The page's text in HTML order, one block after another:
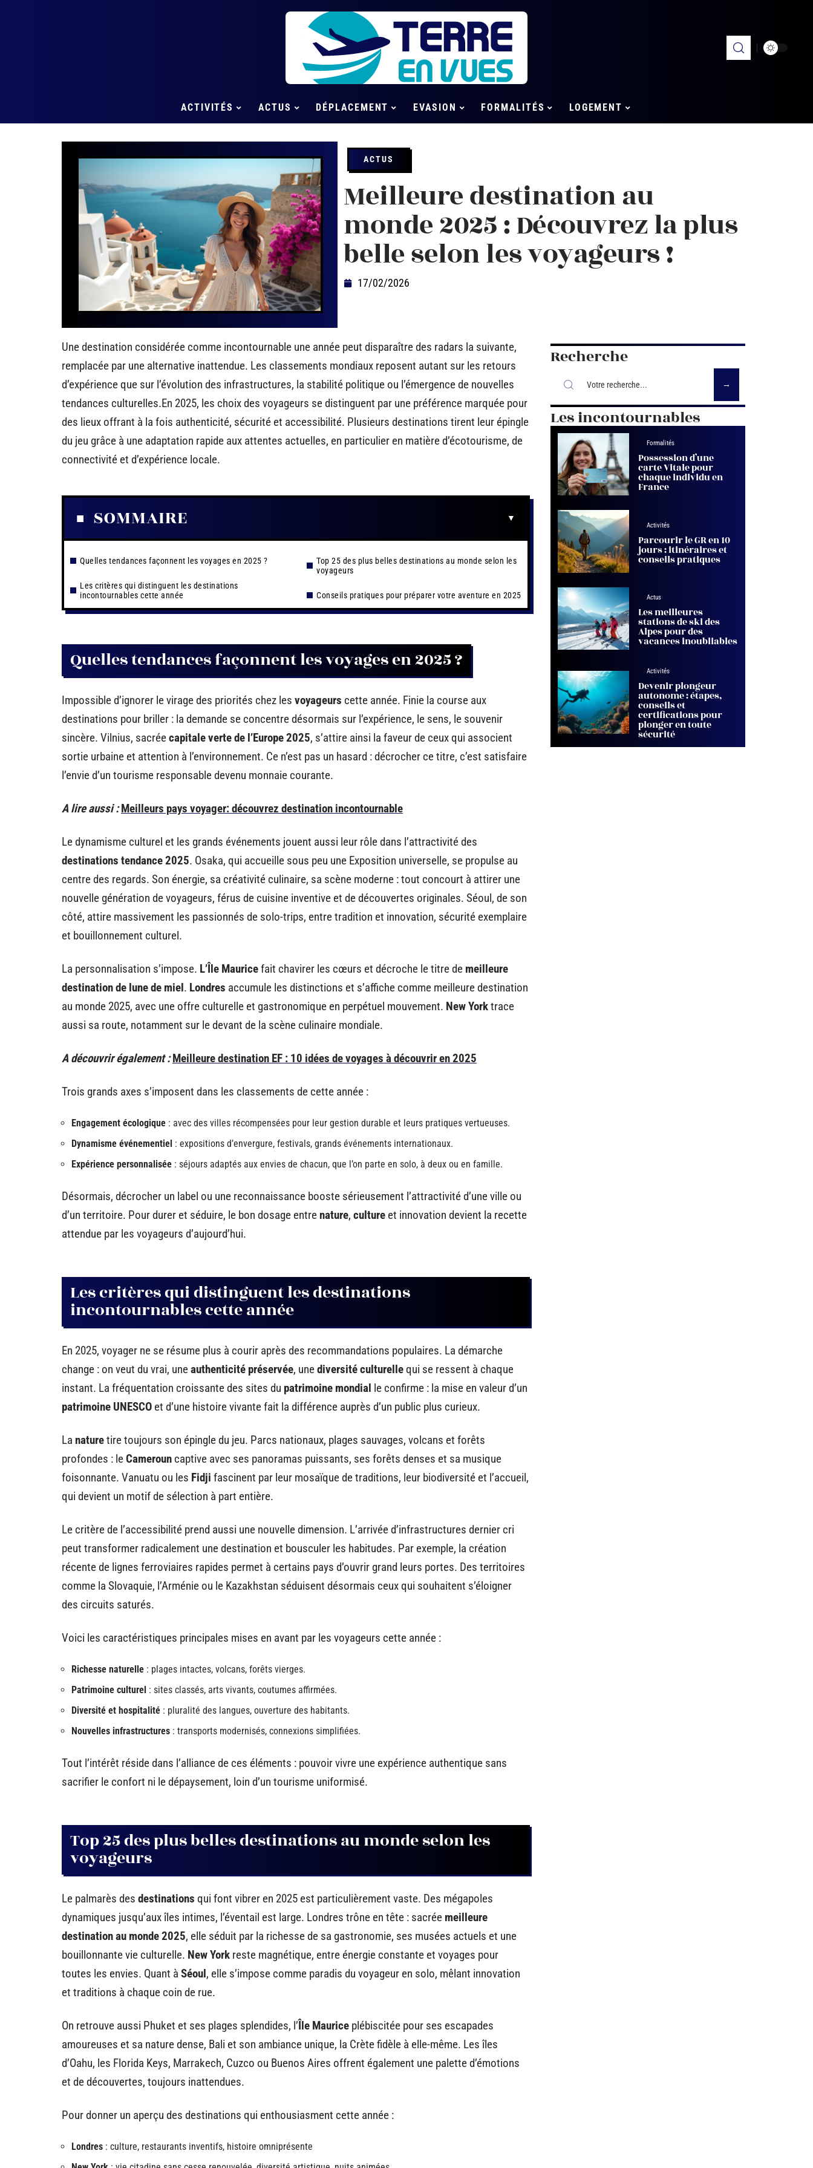
ACTIVITÉS ACTUS DÉPLACEMENT EVASION FORMALITÉS LOGEMENT
ACTUS
Meilleure destination au
monde 2025 : Découvrez la plus
belle selon les voyageurs !
17/02/2026
Une destination considérée comme incontournable une année peut disparaître des radars la suivante,
remplacée par une alternative inattendue. Les classements mondiaux reposent autant sur les retours
d’expérience que sur l’évolution des infrastructures, la stabilité politique ou l’émergence de nouvelles
tendances culturelles.En 2025, les choix des voyageurs se distinguent par une préférence marquée pour
des lieux offrant à la fois authenticité, sécurité et accessibilité. Plusieurs destinations tirent leur épingle
du jeu grâce à une adaptation rapide aux attentes actuelles, en particulier en matière d’écotourisme, de
connectivité et d’expérience locale.
SOMMAIRE
Quelles tendances façonnent les voyages en 2025 ?
Les critères qui distinguent les destinations
incontournables cette année
Top 25 des plus belles destinations au monde selon les
voyageurs
Conseils pratiques pour préparer votre aventure en 2025
Quelles tendances façonnent les voyages en 2025 ?
Impossible d’ignorer le virage des priorités chez les voyageurs cette année. Finie la course aux
destinations pour briller : la demande se concentre désormais sur l’expérience, le sens, le souvenir
sincère. Vilnius, sacréecapitale verte de l’Europe 2025, s’attire ainsi la faveur de ceux qui associent
sortie urbaine et attention à l’environnement. Ce n’est pas un hasard : décrocher ce titre, c’est satisfaire
l’envie d’un tourisme responsable devenu monnaie courante.
A lire aussi : Meilleurs pays voyager: découvrez destination incontournable
Le dynamisme culturel et les grands événements jouent aussi leur rôle dans l’attractivité des
destinations tendance 2025. Osaka, qui accueille sous peu une Exposition universelle, se propulse au
centre des regards. Son énergie, sa créativité culinaire, sa scène moderne : tout concourt à attirer une
nouvelle génération de voyageurs, férus de cuisine inventive et de découvertes originales. Séoul, de son
côté, attire massivement les passionnés de solo-trips, entre tradition et innovation, sécurité exemplaire
et bouillonnement culturel.
La personnalisation s’impose. L’Île Mauricefait chavirer les cœurs et décroche le titre de meilleure
destination de lune de miel. Londres accumule les distinctions et s’affiche comme meilleure destination
au monde 2025, avec une offre culturelle et gastronomique en perpétuel mouvement. New Yorktrace
aussi sa route, notamment sur le devant de la scène culinaire mondiale.
A découvrir également : Meilleure destination EF : 10 idées de voyages à découvrir en 2025
Trois grands axes s’imposent dans les classements de cette année :
Engagement écologique : avec des villes récompensées pour leur gestion durable et leurs pratiques vertueuses.
Dynamisme événementiel : expositions d’envergure, festivals, grands événements internationaux.
Expérience personnalisée : séjours adaptés aux envies de chacun, que l’on parte en solo, à deux ou en famille.
Désormais, décrocher un label ou une reconnaissance booste sérieusement l’attractivité d’une ville ou
d’un territoire. Pour durer et séduire, le bon dosage entre nature, culture et innovation devient la recette
attendue par les voyageurs d’aujourd’hui.
Les critères qui distinguent les destinations
incontournables cette année
En 2025, voyager ne se résume plus à courir après des recommandations populaires. La démarche
change : on veut du vrai, uneauthenticité préservée, unediversité culturellequi se ressent à chaque
instant. La fréquentation croissante des sites du patrimoine mondial le confirme : la mise en valeur d’un
patrimoine UNESCO et d’une histoire vivante fait la différence auprès d’un public plus curieux.
La naturetire toujours son épingle du jeu. Parcs nationaux, plages sauvages, volcans et forêts
profondes : leCameroun captive avec ses panoramas puissants, ses forêts denses et sa musique
foisonnante. Vanuatu ou les Fidji fascinent par leur mosaïque de traditions, leur biodiversité et l’accueil,
qui devient un motif de sélection à part entière.
Le critère de l’accessibilité prend aussi une nouvelle dimension. L’arrivée d’infrastructures dernier cri
peut transformer radicalement une destination et bousculer les habitudes. Par exemple, la création
récente de lignes ferroviaires rapides permet à certains pays d’ouvrir grand leurs portes. Des territoires
comme la Slovaquie, l’Arménie ou le Kazakhstan séduisent désormais ceux qui souhaitent s’éloigner
des circuits saturés.
Voici les caractéristiques principales mises en avant par les voyageurs cette année :
Richesse naturelle : plages intactes, volcans, forêts vierges.
Patrimoine culturel : sites classés, arts vivants, coutumes affirmées.
Diversité et hospitalité : pluralité des langues, ouverture des habitants.
Nouvelles infrastructures : transports modernisés, connexions simplifiées.
Tout l’intérêt réside dans l’alliance de ces éléments : pouvoir vivre une expérience authentique sans
sacrifier le confort ni le dépaysement, loin d’un tourisme uniformisé.
Top 25 des plus belles destinations au monde selon les
voyageurs
Le palmarès des destinations qui font vibrer en 2025 est particulièrement vaste. Des mégapoles
dynamiques jusqu’aux îles intimes, l’éventail est large. Londres trône en tête : sacrée meilleure
destination au monde 2025, elle séduit par la richesse de sa gastronomie, ses musées actuels et une
bouillonnante vie culturelle. New York reste magnétique, entre énergie constante et voyages pour
toutes les envies. Quant à Séoul, elle s’impose comme paradis du voyageur en solo, mêlant innovation
et traditions à chaque coin de rue.
On retrouve aussi Phuket et ses plages splendides, l’Île Maurice plébiscitée pour ses escapades
amoureuses et sa nature dense, Bali et son ambiance unique, la Crète fidèle à elle-même. Les îles
d’Oahu, les Florida Keys, Marrakech, Cuzco ou Buenos Aires offrent également une palette d’émotions
et de découvertes, toujours inattendues.
Pour donner un aperçu des destinations qui enthousiasment cette année :
Londres : culture, restaurants inventifs, histoire omniprésente
Recherche
Les incontournables
Formalités
Possession d’une
carte Vitale pour
chaque individu en
France
Activités
Parcourir le GR en 10
jours : itinéraires et
conseils pratiques
Actus
Les meilleures
stations de ski des
Alpes pour des
vacances inoubliables
Activités
Devenir plongeur
autonome : étapes,
conseils et
certifications pour
plonger en toute
sécurité